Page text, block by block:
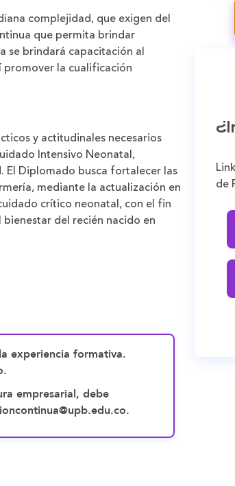
complejidad, que exigen del
que permita brindar
se brindará capacitación al
promover la cualificación
y actitudinales necesarios
Intensivo Neonatal,
El Diplomado busca fortalecer las
mediante la actualización en
crítico neonatal, con el fin
del recién nacido en
experiencia formativa.
empresarial, debe
de